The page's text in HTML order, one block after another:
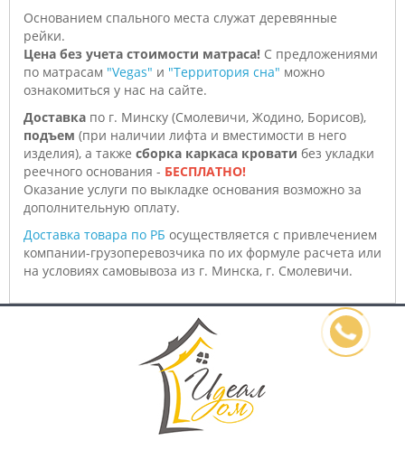
Основанием спального места служат деревянные
рейки.
Цена без учета стоимости матраса! С предложениями
по матрасам "Vegas" и "Территория сна" можно
ознакомиться у нас на сайте.
Доставка по г. Минску (Смолевичи, Жодино, Борисов),
подъем (при наличии лифта и вместимости в него
изделия), а также сборка каркаса кровати без укладки
реечного основания - БЕСПЛАТНО!
Оказание услуги по выкладке основания возможно за
дополнительную оплату.
Доставка товара по РБ осуществляется с привлечением
компании-грузоперевозчика по их формуле расчета или
на условиях самовывоза из г. Минска, г. Смолевичи.